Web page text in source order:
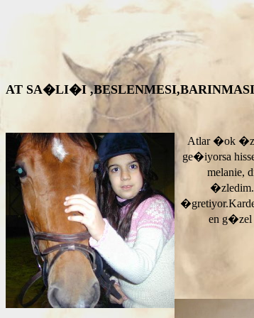
AT SA�LI�I
Atlar �ok
ge�iyorsa
melanie,
en g�zel